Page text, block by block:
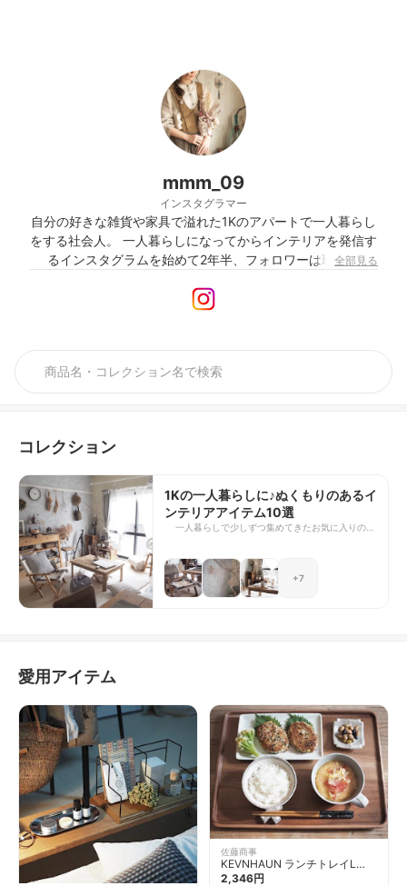
mmm_09
インスタグラマー
自分の好きな雑貨や家具で溢れた1Kのアパートで一人暮らし
をする社会人。 一人暮らしになってからインテリアを発信す
るインスタグラムを始めて2年半、フォロワーは現在約
ワーの多くは20代半ば〜30代半ばの女性がほとんど。これ
全部見る
コレクション
1Kの一人暮らしに♪ぬくもりのあるイ
ンテリアアイテム10選
一人暮らしで少しずつ集めてきたお気に入りのア
のいったものたちばかりを揃えました。 これか
ら一人暮らしを始める学生さんや新社会人のみな
さん、自分の部屋をできるだけ予算を抑えてコー
+7
愛用アイテム
佐藤商事
KEVNHAUN ランチトレイL
KDS.177-L
2,346円